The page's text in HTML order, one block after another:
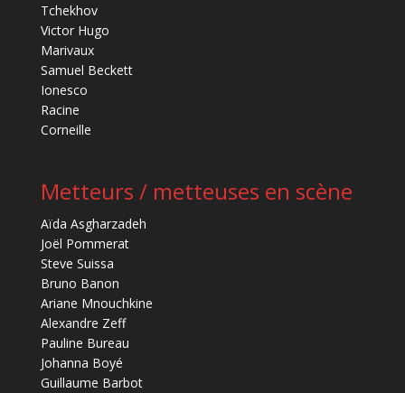
Tchekhov
Victor Hugo
Marivaux
Samuel Beckett
Ionesco
Racine
Corneille
Metteurs / metteuses en scène
Aïda Asgharzadeh
Joël Pommerat
Steve Suissa
Bruno Banon
Ariane Mnouchkine
Alexandre Zeff
Pauline Bureau
Johanna Boyé
Guillaume Barbot